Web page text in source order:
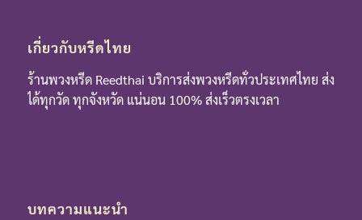
เกี่ยวกับหรีดไทย
ร้านพวงหรีด Reedthai บริการส่งพวงหรีดทั่วประเทศไทย ส่ง
ได้ทุกวัด ทุกจังหวัด แน่นอน 100% ส่งเร็วตรงเวลา
บทความแนะนำ